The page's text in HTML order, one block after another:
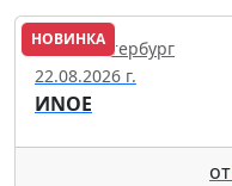
НОВИНКА
Санкт-Петербург
22.08.2026 г.
ИNОЕ
от